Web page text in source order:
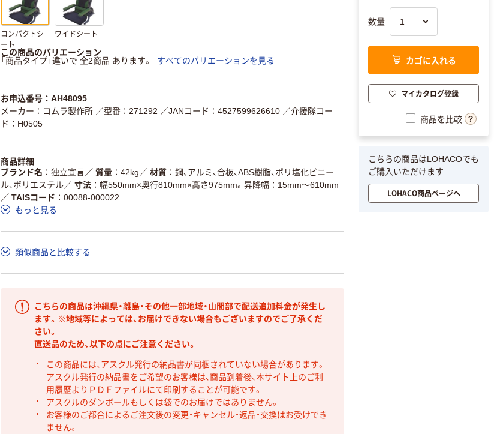
コンパクトシ
ート
ワイドシート
この商品のバリエーション
「商品タイプ」違いで 全2商品 あります。
すべてのバリエーションを見る
お申込番号：AH48095
メーカー：コムラ製作所 ／型番：271292 ／JANコード：4527599626610 ／介援隊コー
ド：H0505
商品詳細
ブランド名
独立宣言／ 質量 42kg ／ 材質
鋼、アルミ、合板、ABS樹脂、ポリ塩化ビニー
ル、ポリエステル／ 寸法
幅550mm×奥行810mm×高さ975mm。昇降幅：15mm～610mm
／ TAISコード
00088-000022
もっと見る
類似商品と比較する
こちらの商品は沖縄県・離島・その他一部地域・山間部で配送追加料金が発生し
ます。※地域等によっては、お届けできない場合もございますのでご了承くだ
さい。
直送品のため、以下の点にご注意ください。
この商品には、アスクル発行の納品書が同梱されていない場合があります。
アスクル発行の納品書をご希望のお客様は、商品到着後、本サイト上のご利
用履歴よりＰＤＦファイルにて印刷することが可能です。
アスクルのダンボールもしくは袋でのお届けではありません。
お客様のご都合によるご注文後の変更・キャンセル・返品・交換はお受けでき
ません。
数量
カゴに入れる
マイカタログ登録
商品を比較
こちらの商品はLOHACOでも
ご購入いただけます
LOHACO商品ページへ